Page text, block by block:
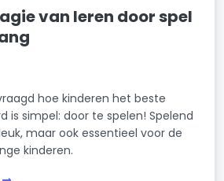
van leren door spel
hoe kinderen het beste
is simpel: door te spelen! Spelend
maar ook essentieel voor de
kinderen.